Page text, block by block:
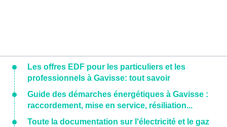
Les offres EDF pour les particuliers et les
professionnels à Gavisse: tout savoir
Guide des démarches énergétiques à Gavisse :
raccordement, mise en service, résiliation...
Toute la documentation sur l'électricité et le gaz